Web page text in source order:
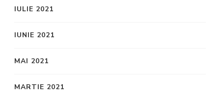
IULIE 2021
IUNIE 2021
MAI 2021
MARTIE 2021